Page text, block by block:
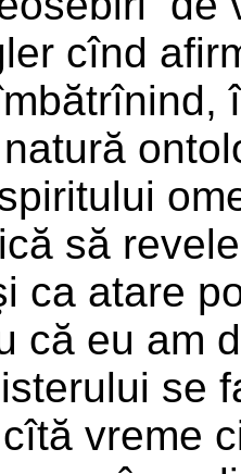
cînd
să
ca atare
că eu am
se
vreme